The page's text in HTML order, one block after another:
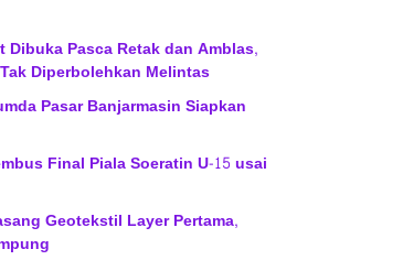
Pasca Retak dan Amblas,
Diperbolehkan Melintas
Pasar Banjarmasin Siapkan
Final Piala Soeratin U-15 usai
Geotekstil Layer Pertama,